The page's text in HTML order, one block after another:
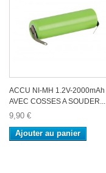
ACCU NI-MH 1.2V-2000mAh
AVEC COSSES A SOUDER...
9,90 €
Ajouter au panier